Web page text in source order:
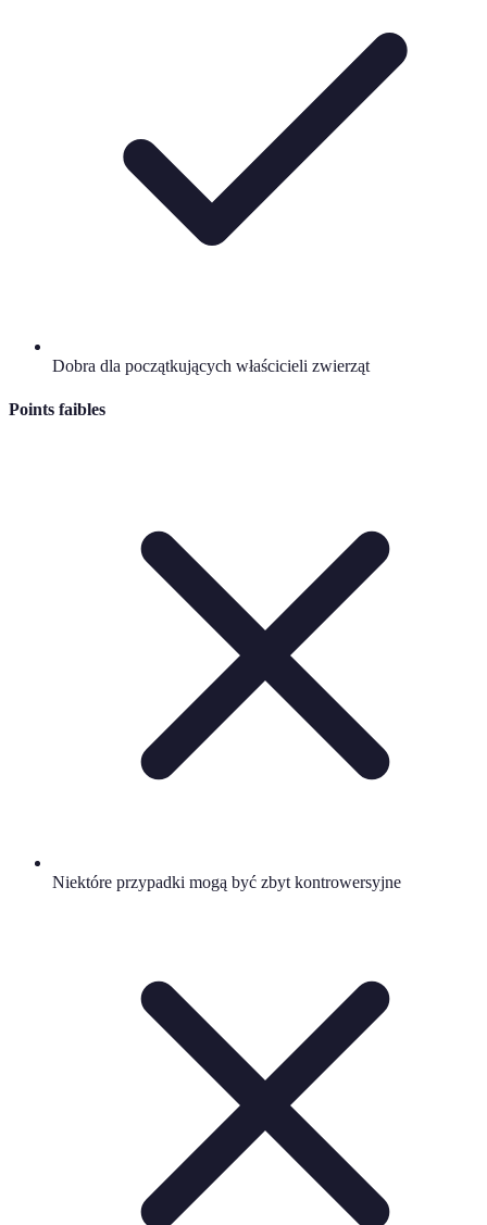
Dobra dla początkujących właścicieli zwierząt
Points faibles
Niektóre przypadki mogą być zbyt kontrowersyjne